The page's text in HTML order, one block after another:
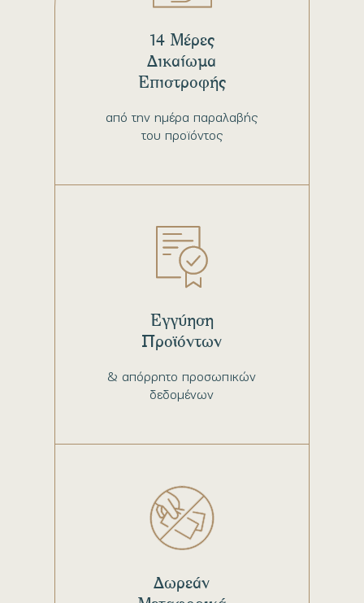
από την ημέρα παραλαβής
του προϊόντος
14 Μέρες
Δικαίωμα
Επιστροφής
& απόρρητο προσωπικών
δεδομένων
Εγγύηση
Προϊόντων
Δωρεάν